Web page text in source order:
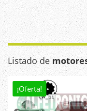
Listado de
¡Oferta!